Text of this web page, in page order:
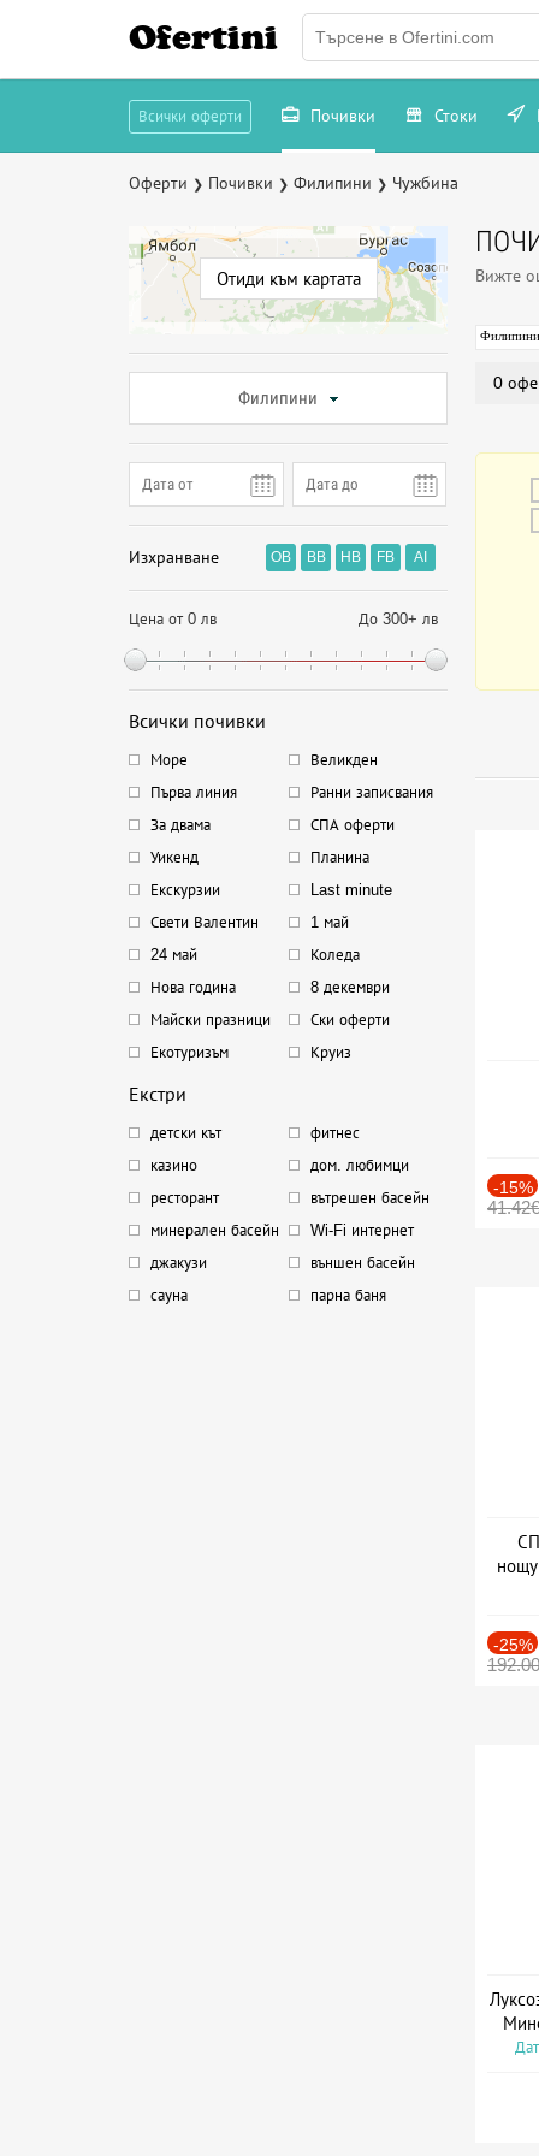
Ofertini
Всички оферти Почивки Стоки
Оферти ❯ Почивки ❯ Филипини ❯ Чужбина
Отиди към картата
Филипини
Изхранване OB BB HB FB AI
Цена от 0 лв До 300+ лв
Всички почивки
Море
Великден
Първа линия
Ранни записвания
За двама
СПА оферти
Уикенд
Планина
Екскурзии
Last minute
Свети Валентин
1 май
24 май
Коледа
Нова година
8 декември
Майски празници
Ски оферти
Екотуризъм
Круиз
Екстри
детски кът
фитнес
казино
дом. любимци
ресторант
вътрешен басейн
минерален басейн
Wi-Fi интернет
джакузи
външен басейн
сауна
парна баня
Вижте
Филипини
0
-15%
41.42€
-25%